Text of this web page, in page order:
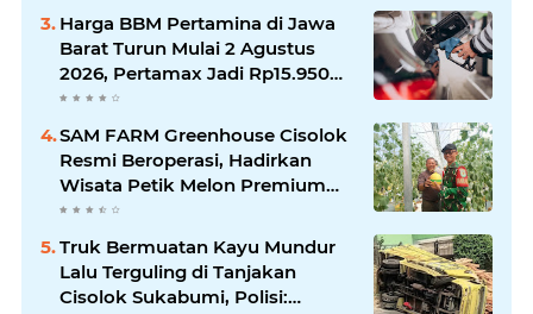
Harga BBM Pertamina di Jawa
Barat Turun Mulai 2 Agustus
2026, Pertamax Jadi Rp15.950
per Liter, Cek Daftar Harga
SAM FARM Greenhouse Cisolok
Resmi Beroperasi, Hadirkan
Wisata Petik Melon Premium
dan Edukasi Pertanian Modern
di Sukabumi
Truk Bermuatan Kayu Mundur
Lalu Terguling di Tanjakan
Cisolok Sukabumi, Polisi: